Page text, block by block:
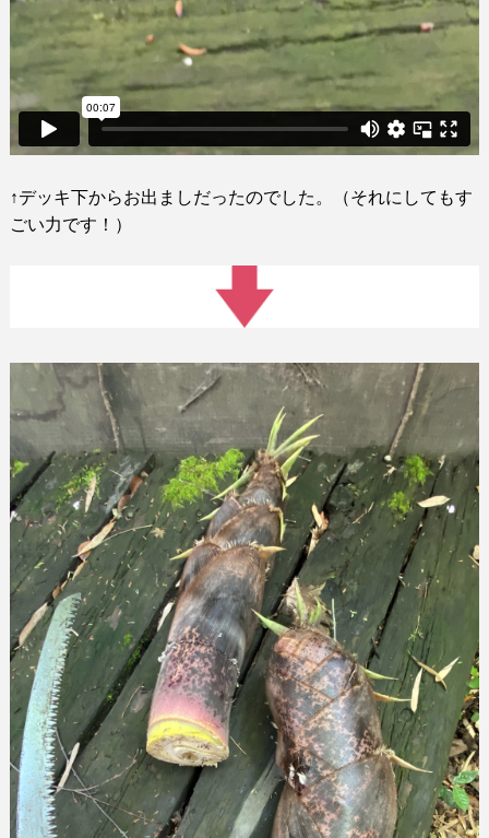
↑デッキ下からお出ましだったのでした。（それにしてもす
ごい力です！）